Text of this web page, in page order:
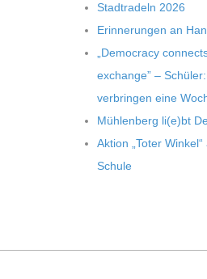
Stadt­ra­deln 2026
Erin­ne­run­gen an
„Demo­cracy
exch­ange” –
ver­brin­gen eine
Müh­len­berg li(e)bt
Aktion „Toter
Schule